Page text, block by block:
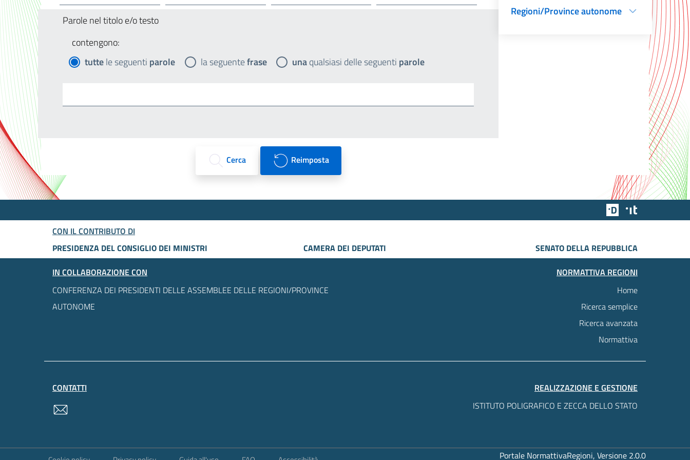
Parole nel titolo e/o testo
contengono:
tuttele seguenti parole la seguentefrase unaqualsiasi delle seguenti parole
Cerca Reimposta
Regioni/Province autonome
Team Digitale
CON IL CONTRIBUTO DI
PRESIDENZA DEL CONSIGLIO DEI MINISTRI
CAMERA DEI DEPUTATI
SENATO DELLA REPUBBLICA
IN COLLABORAZIONE CON
CONFERENZA DEI PRESIDENTI DELLE ASSEMBLEE DELLE REGIONI/PROVINCE
AUTONOME
NORMATTIVA REGIONI
Home
Ricerca semplice
Ricerca avanzata
Normattiva
CONTATTI
REALIZZAZIONE E GESTIONE
ISTITUTO POLIGRAFICO E ZECCA DELLO STATO
Portale NormattivaRegioni, Versione 2.0.0